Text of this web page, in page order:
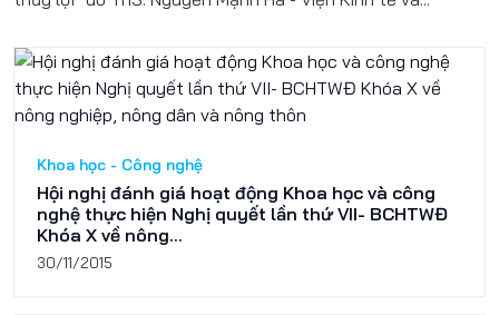
Khoa học - Công nghệ
Hội nghị đánh giá hoạt động Khoa học và công
nghệ thực hiện Nghị quyết lần thứ VII- BCHTWĐ
Khóa X về nông...
30/11/2015